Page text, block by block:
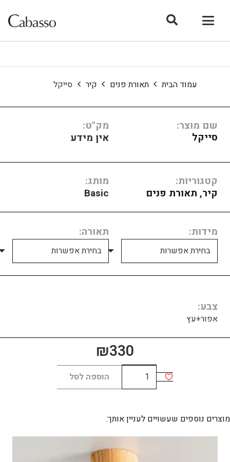
עמוד הבית תאורת פנים קיר סייקל
שם מוצר:
סייקל
מק"ט:
אין מידע
קטגוריות:
קיר, תאורת פנים
מותג:
Basic
מידות תאורה
צבע
אפור+עץ
₪330
כמות
של
הוספה לסל
מוצרים נוספים שעשויים לעניין אותך: